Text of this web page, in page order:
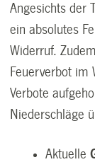
Angesichts der
ein absolutes
Widerruf.
Feuerverbot im
Verbote
Niederschläge
Aktuelle